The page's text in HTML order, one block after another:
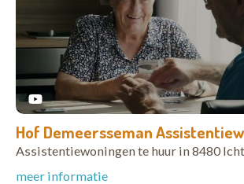
Hof Demeersseman
Assistentiewoningen te huur in 8480
meer informatie